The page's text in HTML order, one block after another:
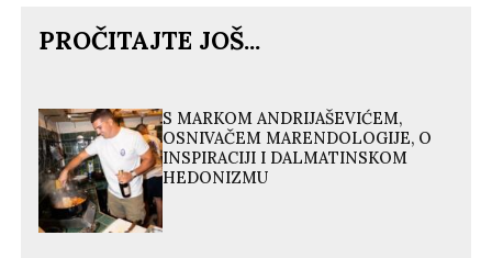
PROČITAJTE JOŠ...
S MARKOM ANDRIJAŠEVIĆEM,
OSNIVAČEM MARENDOLOGIJE, O
INSPIRACIJI I DALMATINSKOM
HEDONIZMU